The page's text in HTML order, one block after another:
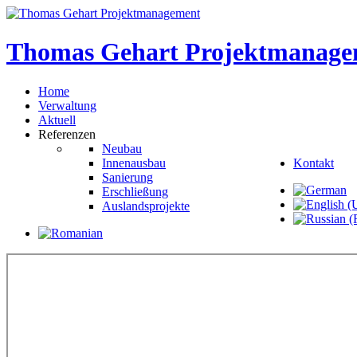
Thomas Gehart
Home
Verwaltung
Aktuell
Referenzen
Neubau
Innenausbau
Sanierung
Erschließung
Auslandsprojekte
Kontakt